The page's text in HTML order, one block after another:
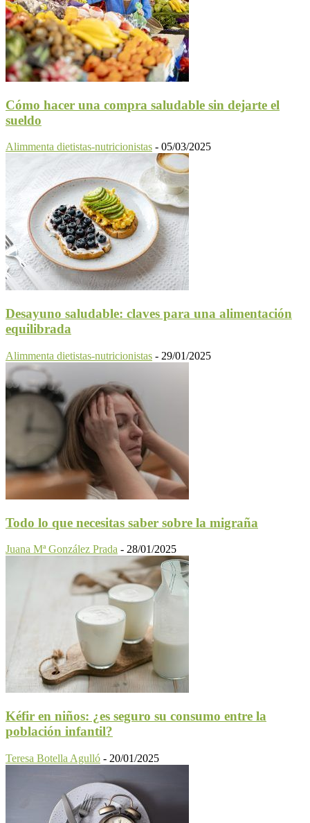
Cómo hacer una compra saludable sin dejarte el
sueldo
Alimmenta dietistas-nutricionistas - 05/03/2025
Desayuno saludable: claves para una alimentación
equilibrada
Alimmenta dietistas-nutricionistas - 29/01/2025
Todo lo que necesitas saber sobre la migraña
Juana Mª González Prada - 28/01/2025
Kéfir en niños: ¿es seguro su consumo entre la
población infantil?
Teresa Botella Agulló - 20/01/2025